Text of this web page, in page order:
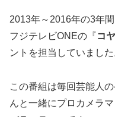
2013年～2016年の3年
フジテレビONEの『コ
ントを担当 していました
この番組は毎回芸能人
んと一緒にプロカメラ